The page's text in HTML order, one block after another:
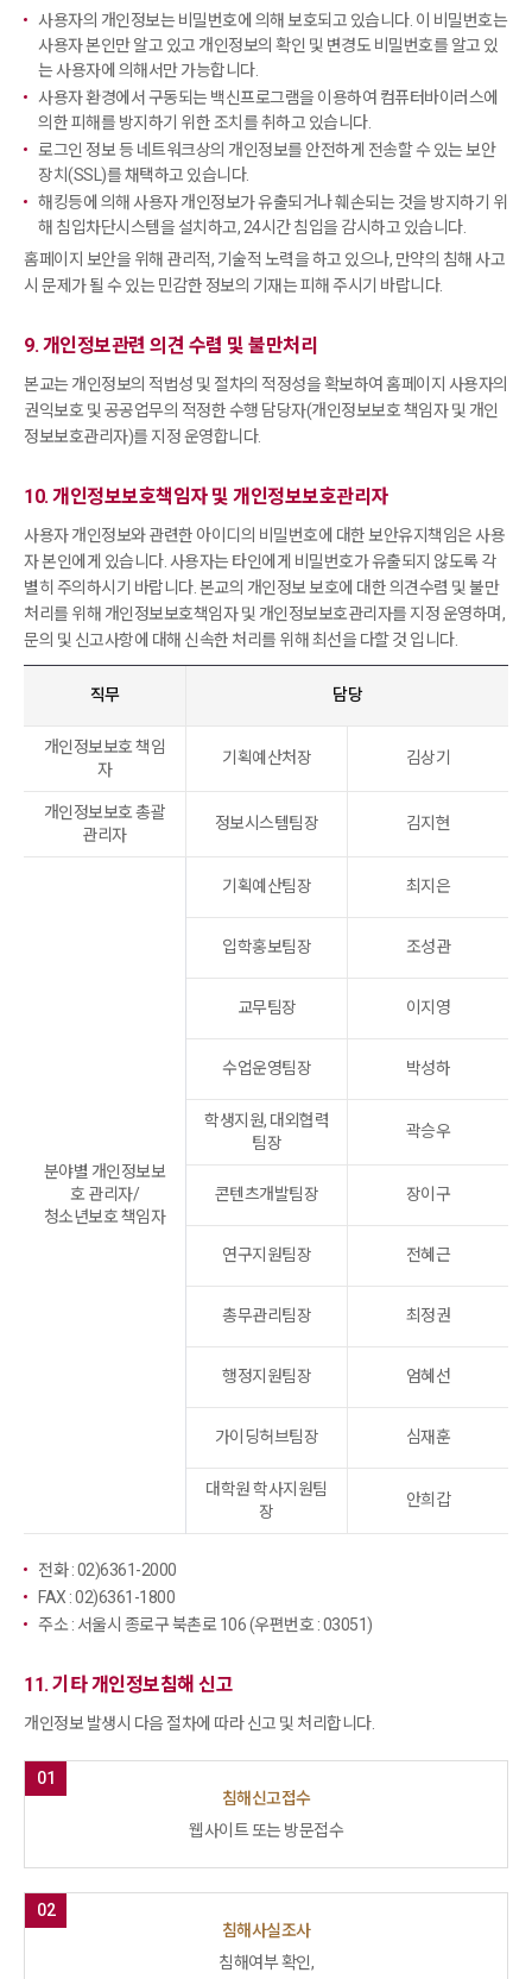
사용자의 개인정보는 비밀번호에 의해 보호되고 있습니다. 이 비밀번호는
사용자 본인만 알고 있고 개인정보의 확인 및 변경도 비밀번호를 알고 있
는 사용자에 의해서만 가능합니다.
사용자 환경에서 구동되는 백신프로그램을 이용하여 컴퓨터바이러스에
의한 피해를 방지하기 위한 조치를 취하고 있습니다.
로그인 정보 등 네트워크상의 개인정보를 안전하게 전송할 수 있는 보안
장치(SSL)를 채택하고 있습니다.
해킹등에 의해 사용자 개인정보가 유출되거나 훼손되는 것을 방지하기 위
해 침입차단시스템을 설치하고, 24시간 침입을 감시하고 있습니다.
홈페이지 보안을 위해 관리적, 기술적 노력을 하고 있으나, 만약의 침해 사고
시 문제가 될 수 있는 민감한 정보의 기재는 피해 주시기 바랍니다.
9. 개인정보관련 의견 수렴 및 불만처리
본교는 개인정보의 적법성 및 절차의 적정성을 확보하여 홈페이지 사용자의
권익보호 및 공공업무의 적정한 수행 담당자(개인정보보호 책임자 및 개인
정보보호관리자)를 지정 운영합니다.
10. 개인정보보호책임자 및 개인정보보호관리자
사용자 개인정보와 관련한 아이디의 비밀번호에 대한 보안유지책임은 사용
자 본인에게 있습니다. 사용자는 타인에게 비밀번호가 유출되지 않도록 각
별히 주의하시기 바랍니다. 본교의 개인정보 보호에 대한 의견수렴 및 불만
처리를 위해 개인정보보호책임자 및 개인정보보호관리자를 지정 운영하며,
문의 및 신고사항에 대해 신속한 처리를 위해 최선을 다할 것 입니다.
직무 담당
개인정보보호 책임
자
기획예산처장 김상기
개인정보보호 총괄
관리자
정보시스템팀장 김지현
분야별 개인정보보
호 관리자/
청소년보호 책임자
기획예산팀장 최지은
입학홍보팀장 조성관
교무팀장 이지영
수업운영팀장 박성하
학생지원, 대외협력
팀장
곽승우
콘텐츠개발팀장 장이구
연구지원팀장 전혜근
총무관리팀장 최정권
행정지원팀장 엄혜선
가이딩허브팀장 심재훈
대학원 학사지원팀
장
안희갑
전화 : 02)6361-2000
FAX : 02)6361-1800
주소 : 서울시 종로구 북촌로 106 (우편번호 : 03051)
11. 기타 개인정보침해 신고
개인정보 발생시 다음 절차에 따라 신고 및 처리합니다.
01
침해신고접수
웹사이트 또는 방문접수
02
침해사실조사
침해여부 확인,